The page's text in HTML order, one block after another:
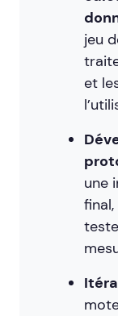
jeu
et
une